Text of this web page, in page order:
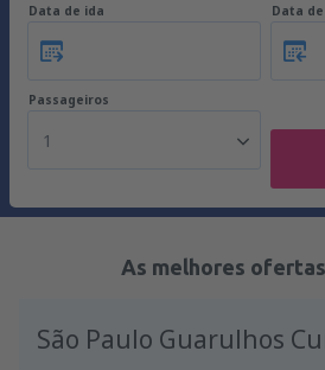
Data de ida Data
Passageiros
1
As melhores
São Paulo Guarulhos